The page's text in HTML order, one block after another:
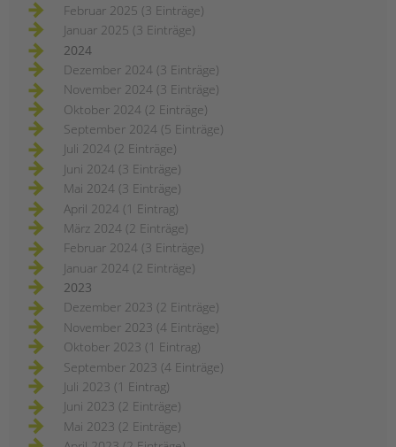
Februar 2025 (3 Einträge)
Januar 2025 (3 Einträge)
2024
Dezember 2024 (3 Einträge)
November 2024 (3 Einträge)
Oktober 2024 (2 Einträge)
September 2024 (5 Einträge)
Juli 2024 (2 Einträge)
Juni 2024 (3 Einträge)
Mai 2024 (3 Einträge)
April 2024 (1 Eintrag)
März 2024 (2 Einträge)
Februar 2024 (3 Einträge)
Januar 2024 (2 Einträge)
2023
Dezember 2023 (2 Einträge)
November 2023 (4 Einträge)
Oktober 2023 (1 Eintrag)
September 2023 (4 Einträge)
Juli 2023 (1 Eintrag)
Juni 2023 (2 Einträge)
Mai 2023 (2 Einträge)